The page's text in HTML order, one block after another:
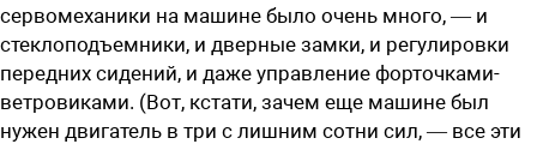
сервомеханики на машине было очень много, — и
стеклоподъемники, и дверные замки, и регулировки
передних сидений, и даже управление форточками-
ветровиками. (Вот, кстати, зачем еще машине был
нужен двигатель в три с лишним сотни сил, — все эти